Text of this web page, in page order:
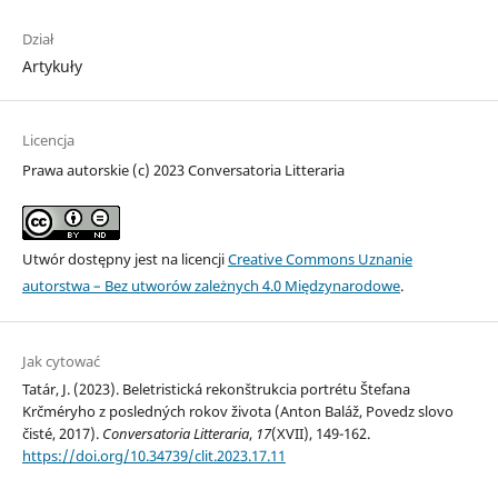
Dział
Artykuły
Licencja
Prawa autorskie (c) 2023 Conversatoria Litteraria
Utwór dostępny jest na licencjiCreative Commons Uznanie
autorstwa – Bez utworów zależnych 4.0 Międzynarodowe.
Jak cytować
Tatár, J. (2023). Beletristická rekonštrukcia portrétu Štefana
Krčméryho z posledných rokov života (Anton Baláž, Povedz slovo
čisté, 2017). Conversatoria Litteraria, 17(XVII), 149-162.
https://doi.org/10.34739/clit.2023.17.11